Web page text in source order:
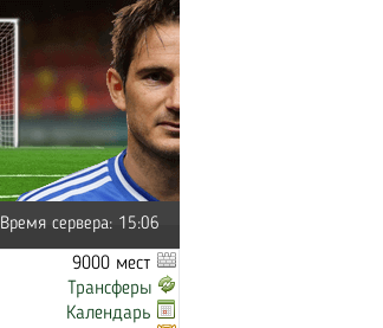
Время сервера: 15:06
9000 мест
Трансферы
Календарь